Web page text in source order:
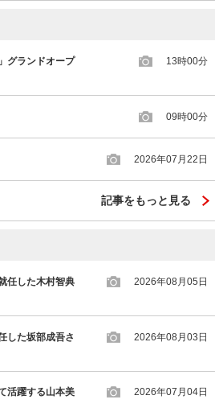
グランドオープ
13時00分
09時00分
2026年07月22日
記事をもっと見る
任した木村智典
2026年08月05日
した坂部成吾さ
2026年08月03日
活躍する山本美
2026年07月04日